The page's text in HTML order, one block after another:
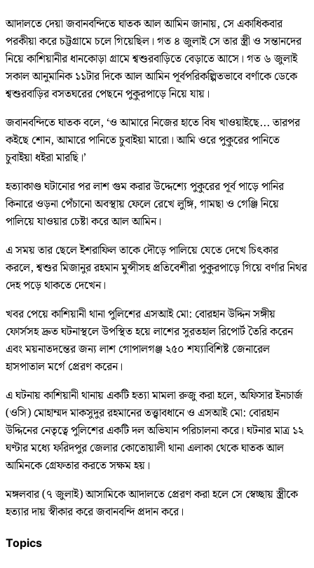
আদালতে দেয়া জবানবন্দিতে ঘাতক আল আমিন জানায়, সে একাধিকবার
পরকীয়া করে চট্টগ্রামে চলে গিয়েছিল। গত ৪ জুলাই সে তার স্ত্রী ও সন্তানদের
নিয়ে কাশিয়ানীর ধানকোড়া গ্রামে শ্বশুরবাড়িতে বেড়াতে আসে। গত ৬ জুলাই
সকাল আনুমানিক ১১টার দিকে আল আমিন পূর্বপরিকল্পিতভাবে বর্ণাকে ডেকে
শ্বশুরবাড়ির বসতঘরের পেছনে পুকুরপাড়ে নিয়ে যায়।
জবানবন্দিতে ঘাতক বলে, ‘ও আমারে নিজের হাতে বিষ খাওয়াইছে... তারপর
কইছে শোন, আমারে পানিতে চুবাইয়া মারো। আমি ওরে পুকুরের পানিতে
চুবাইয়া ধইরা মারছি।’
হত্যাকাণ্ড ঘটানোর পর লাশ গুম করার উদ্দেশ্যে পুকুরের পূর্ব পাড়ে পানির
কিনারে ওড়না পেঁচানো অবস্থায় ফেলে রেখে লুঙ্গি, গামছা ও গেঞ্জি নিয়ে
পালিয়ে যাওয়ার চেষ্টা করে আল আমিন।
এ সময় তার ছেলে ইশরাফিল তাকে দৌড়ে পালিয়ে যেতে দেখে চিৎকার
করলে, শ্বশুর মিজানুর রহমান মুন্সীসহ প্রতিবেশীরা পুকুরপাড়ে গিয়ে বর্ণার নিথর
দেহ পড়ে থাকতে দেখেন।
খবর পেয়ে কাশিয়ানী থানা পুলিশের এসআই মো: বোরহান উদ্দিন সঙ্গীয়
ফোর্সসহ দ্রুত ঘটনাস্থলে উপস্থিত হয়ে লাশের সুরতহাল রিপোর্ট তৈরি করেন
এবং ময়নাতদন্তের জন্য লাশ গোপালগঞ্জ ২৫০ শয্যাবিশিষ্ট জেনারেল
হাসপাতাল মর্গে প্রেরণ করেন।
এ ঘটনায় কাশিয়ানী থানায় একটি হত্যা মামলা রুজু করা হলে, অফিসার ইনচার্জ
(ওসি) মোহাম্মদ মাকসুদুর রহমানের তত্ত্বাবধানে ও এসআই মো: বোরহান
উদ্দিনের নেতৃত্বে পুলিশের একটি দল অভিযান পরিচালনা করে। ঘটনার মাত্র ১২
ঘণ্টার মধ্যে ফরিদপুর জেলার কোতোয়ালী থানা এলাকা থেকে ঘাতক আল
আমিনকে গ্রেফতার করতে সক্ষম হয়।
মঙ্গলবার (৭ জুলাই) আসামিকে আদালতে প্রেরণ করা হলে সে স্বেচ্ছায় স্ত্রীকে
হত্যার দায় স্বীকার করে জবানবন্দি প্রদান করে।
Topics